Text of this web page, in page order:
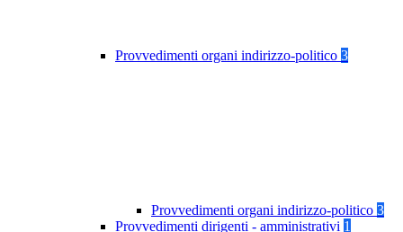
Provvedimenti organi indirizzo-politico 3
Provvedimenti organi indirizzo-politico 3
Provvedimenti dirigenti - amministrativi 1